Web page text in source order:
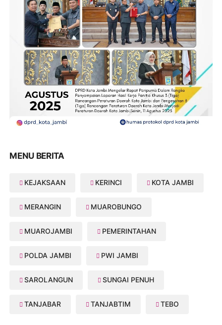
MENU BERITA
KEJAKSAAN KERINCI KOTA JAMBI
MERANGIN MUAROBUNGO
MUAROJAMBI PEMERINTAHAN
POLDA JAMBI PWI JAMBI
SAROLANGUN SUNGAI PENUH
TANJABAR TANJABTIM TEBO